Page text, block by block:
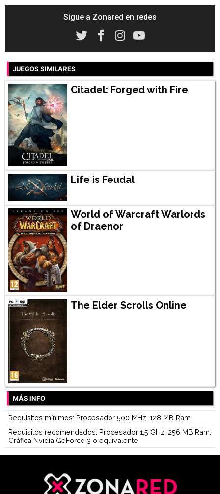
Sigue a Zonared en redes
JUEGOS SIMILARES
Citadel: Forged with Fire
Life is Feudal
World of Warcraft Warlords
of Draenor
The Elder Scrolls Online
MÁS INFO
Requisitos mínimos: Procesador 500 MHz, 128 MB Ram
Requisitos recomendados: Procesador 1,5 GHz, 256 MB Ram,
Gráfica Nvidia GeForce 3 o equivalente